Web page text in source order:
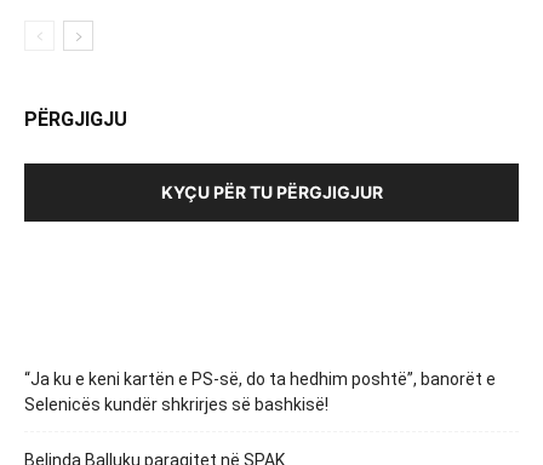
PËRGJIGJU
KYÇU PËR TU PËRGJIGJUR
“Ja ku e keni kartën e PS-së, do ta hedhim poshtë”, banorët e
Selenicës kundër shkrirjes së bashkisë!
Belinda Balluku paraqitet në SPAK